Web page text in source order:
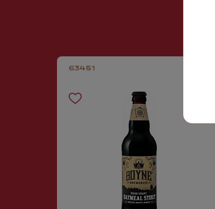
63451